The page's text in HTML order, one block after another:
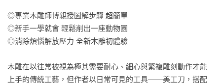
◎專業木雕師博親授圖解步驟 超簡單
◎新手一學就會 輕鬆削出一座動物園
◎消除煩惱解放壓力 全新木雕初體驗
木雕在以往常被視為極其需要耐心、細心與繁複雕刻動作才能
上手的傳統工藝，但作者以日常可見的工具——美工刀，搭配